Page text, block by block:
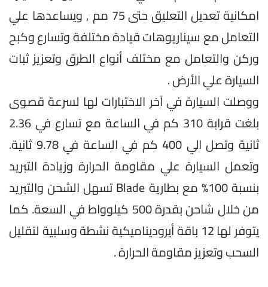
امكانية تعديل التعليق حتى 75 مم , ويساعدها علي
التعامل مع سيناريوهات قيادة مختلفة وتسارع وكبح
وركن والتعامل مع مختلف أنواع الطرق وتعزيز ثبات
السيارة علي الأرض .
ووصلت السيارة في آخر الاختبارات لها لسرعة قصوى
بلغت قرابة 310 كم في الساعة مع تسارع في 2.36
ثانية وتصل الي 400 كم في الساعة في 9.78 ثانية.
وتعمل السيارة علي مقاومة الحرارة وزيادة التبريد
بنسبة 100% مع بطارية Blade تسهل الشحن والتبريد
من خلال شاحن بقدرة 500 كيلوواط في السعة. كما
يتوفر لها 12 باقة أيروديناميكية نشطة وسلبية لتقليل
السحب وتعزيز مقاومة الحرارة .